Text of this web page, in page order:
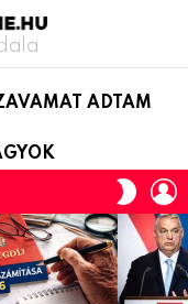
ADTAM
SKIN